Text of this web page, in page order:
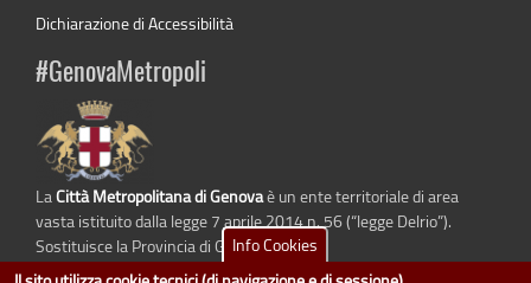
Dichiarazione di Accessibilità
#GenovaMetropoli
LaCittà Metropolitana di Genovaè un ente territoriale di area
vasta istituito dalla legge 7 aprile 2014 n. 56 (“legge Delrio”).
Sostituisce la Provincia di Genova.Info Cookies